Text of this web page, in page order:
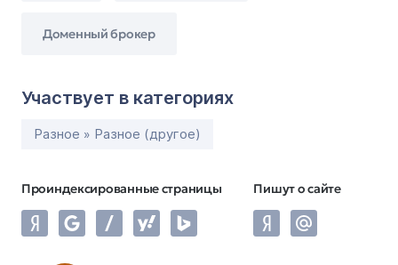
Доменный брокер
Участвует в категориях
Разное » Разное (другое)
Проиндексированные страницы Пишут о сайте